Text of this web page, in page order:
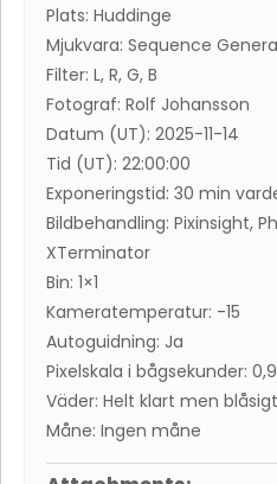
Plats: Huddinge
Mjukvara: Sequence
Filter: L, R, G, B
Fotograf: Rolf Johansson
Datum (UT): 2025-11-14
Tid (UT): 22:00:00
Exponeringstid: 30 min
Bildbehandling: Pixinsight,
XTerminator
Bin: 1×1
Kameratemperatur: -15
Autoguidning: Ja
Pixelskala i bågsekunder:
Väder: Helt klart men blåsigt
Måne: Ingen måne